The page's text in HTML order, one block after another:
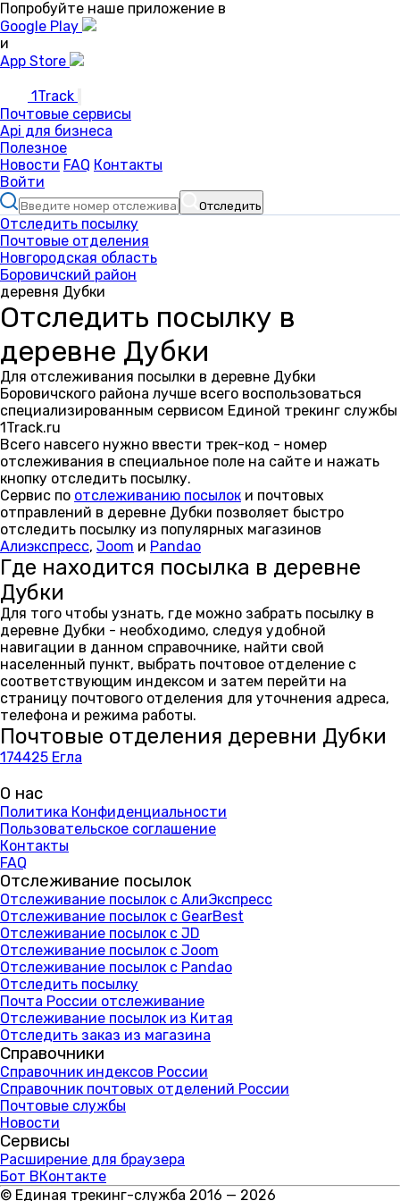
Попробуйте наше приложение в
Google Play
и
App Store
1Track
Почтовые сервисы
Api для бизнеса
Полезное
Новости FAQ Контакты
Войти
Отследить
Отследить посылку
Почтовые отделения
Новгородская область
Боровичский район
деревня Дубки
Отследить посылку в
деревне Дубки
Для отслеживания посылки в деревне Дубки
Боровичского района лучше всего воспользоваться
специализированным сервисом Единой трекинг службы
1Track.ru
Всего навсего нужно ввести трек-код - номер
отслеживания в специальное поле на сайте и нажать
кнопку отследить посылку.
Сервис по отслеживанию посылок и почтовых
отправлений в деревне Дубки позволяет быстро
отследить посылку из популярных магазинов
Алиэкспресс, Joom и Pandao
Где находится посылка в деревне
Дубки
Для того чтобы узнать, где можно забрать посылку в
деревне Дубки - необходимо, следуя удобной
навигации в данном справочнике, найти свой
населенный пункт, выбрать почтовое отделение с
соответствующим индексом и затем перейти на
страницу почтового отделения для уточнения адреса,
телефона и режима работы.
Почтовые отделения деревни Дубки
174425 Егла
О нас
Политика Конфиденциальности
Пользовательское соглашение
Контакты
FAQ
Отслеживание посылок
Отслеживание посылок с АлиЭкспресс
Отслеживание посылок с GearBest
Отслеживание посылок с JD
Отслеживание посылок с Joom
Отслеживание посылок с Pandao
Отследить посылку
Почта России отслеживание
Отслеживание посылок из Китая
Отследить заказ из магазина
Справочники
Справочник индексов России
Справочник почтовых отделений России
Почтовые службы
Новости
Сервисы
Расширение для браузера
Бот ВКонтакте
© Единая трекинг-служба 2016 — 2026